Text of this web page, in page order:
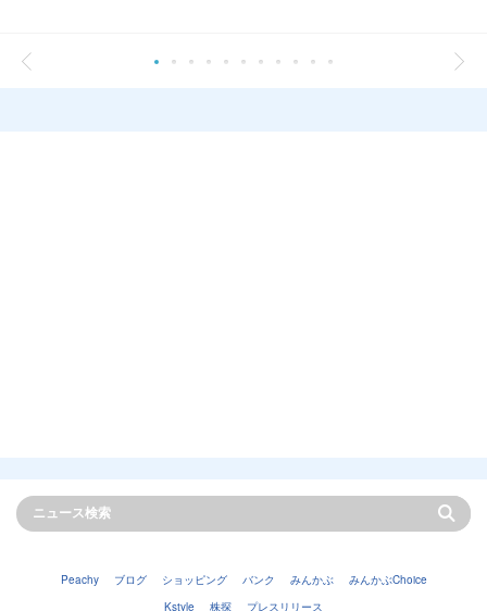
Peachy ブログ ショッピング バンク みんかぶ
みんかぶChoice
Kstyle
株探 プレスリリース